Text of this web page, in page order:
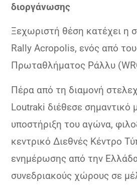
διοργάνωσης
Ξεχωριστή θέση κατέχει η
Rally Acropolis, ενός από
Πρωταθλήματος Ράλλυ
Πέρα από τη διαμονή
Loutraki διέθεσε σημαντικό
υποστήριξη του αγώνα,
κεντρικό Διεθνές Κέντρο
ενημέρωσης από την
συνεδριακούς χώρους σε